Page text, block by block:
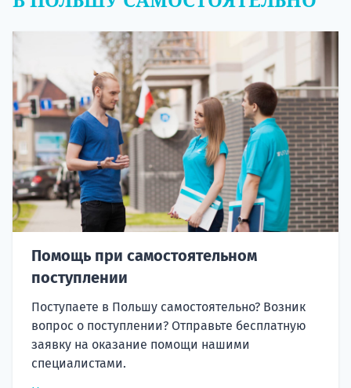
Помощь при самостоятельном
поступлении
Поступаете в Польшу самостоятельно? Возник
вопрос о поступлении? Отправьте бесплатную
заявку на оказание помощи нашими
специалистами.